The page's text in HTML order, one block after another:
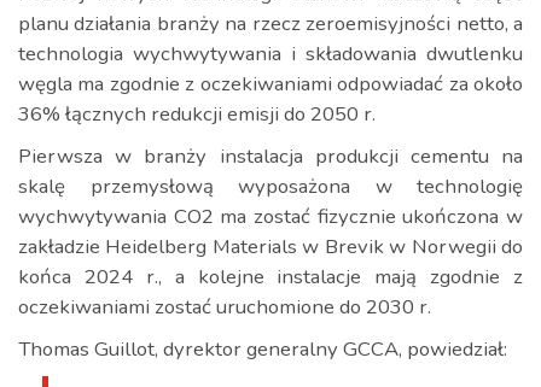
planu działania branży na rzecz zeroemisyjności netto, a
technologia wychwytywania i składowania dwutlenku
węgla ma zgodnie z oczekiwaniami odpowiadać za około
36% łącznych redukcji emisji do 2050 r.
Pierwsza w branży instalacja produkcji cementu na
skalę przemysłową wyposażona w technologię
wychwytywania CO2 ma zostać fizycznie ukończona w
zakładzie Heidelberg Materials w Brevik w Norwegii do
końca 2024 r., a kolejne instalacje mają zgodnie z
oczekiwaniami zostać uruchomione do 2030 r.
Thomas Guillot, dyrektor generalny GCCA, powiedział: